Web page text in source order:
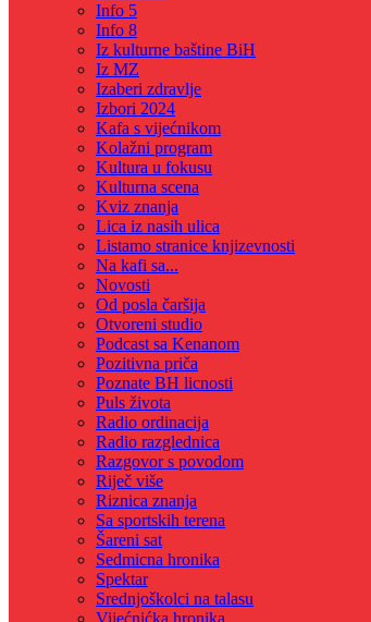
Info 5
Info 8
Iz kulturne baštine BiH
Iz MZ
Izaberi zdravlje
Izbori 2024
Kafa s vijećnikom
Kolažni program
Kultura u fokusu
Kulturna scena
Kviz znanja
Lica iz nasih ulica
Listamo stranice knjizevnosti
Na kafi sa...
Novosti
Od posla čaršija
Otvoreni studio
Podcast sa Kenanom
Pozitivna priča
Poznate BH licnosti
Puls života
Radio ordinacija
Radio razglednica
Razgovor s povodom
Riječ više
Riznica znanja
Sa sportskih terena
Šareni sat
Sedmicna hronika
Spektar
Srednjoškolci na talasu
Vijećnićka hronika